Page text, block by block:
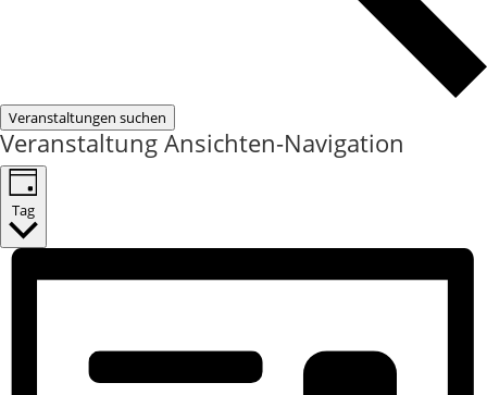
Veranstaltungen suchen
Veranstaltung Ansichten-Navigation
Tag